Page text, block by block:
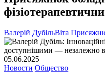
Валерій ДубільВіта
05.06.2025
Новости Общество